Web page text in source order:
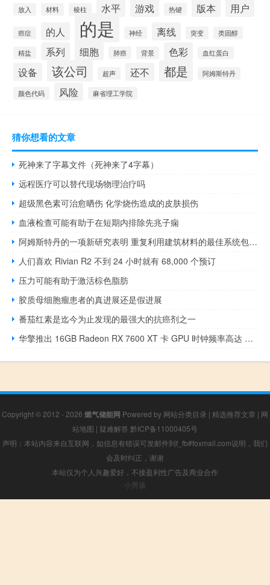
放入 材料 棱柱 水平 游戏 热键 版本 用户
癌症 的人 的是 神经 离线 突变 类固醇
精盐 系列 细胞 肺癌 背景 色彩 血红蛋白
设备 该公司 超声 还不 都是 阿姆斯特丹
颜色代码 风险 麻省理工学院
猜你想看的文章
死神来了字幕文件（死神来了4字幕）
远程医疗可以替代现场物理治疗吗
超级黑色素可治愈晒伤 化学烧伤造成的皮肤损伤
血液检查可能有助于在短期内排除先兆子痫
阿姆斯特丹的一项新研究表明 重复利用建筑材料的最佳系统包括本地存储
人们喜欢 Rivian R2 不到 24 小时就有 68,000 个预订
压力可能有助于激活棕色脂肪
胶质母细胞瘤患者的真进展还是假进展
番茄红素是迄今为止发现的最强大的抗癌剂之一
华擎推出 16GB Radeon RX 7600 XT 卡 GPU 时钟频率高达 2810 MHz
Copyright © 2012 - 2026 燃气储能网 Powered by 网站分类目录 | 精选推荐文章 | 网
站地图 | 疑难解答 黔ICP备11000405号
声明：本站内容来自互联网，如信息有错误可发邮件到f_fb#foxmail.com说明，我们
会及时纠正，谢谢
本站仅为个人兴趣爱好，不接盈利性广告及商业合作
小男孩